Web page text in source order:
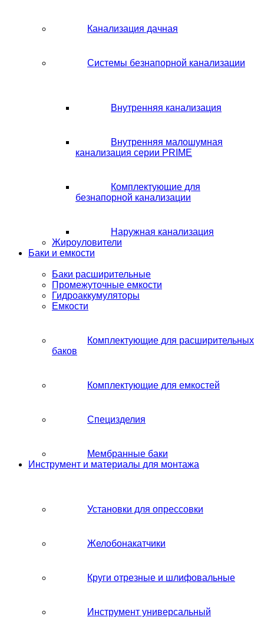
Канализация дачная
Системы безнапорной канализации
Внутренняя канализация
Внутренняя малошумная
канализация серии PRIME
Комплектующие для
безнапорной канализации
Наружная канализация
Жироуловители
Баки и емкости
Баки расширительные
Промежуточные емкости
Гидроаккумуляторы
Емкости
Комплектующие для расширительных
баков
Комплектующие для емкостей
Специзделия
Мембранные баки
Инструмент и материалы для монтажа
Установки для опрессовки
Желобонакатчики
Круги отрезные и шлифовальные
Инструмент универсальный